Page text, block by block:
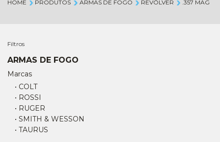
HOME PRODUTOS ARMAS DE FOGO REVÓLVER .357 MAG
Filtros
ARMAS DE FOGO
Marcas
• COLT
• ROSSI
• RUGER
• SMITH & WESSON
• TAURUS